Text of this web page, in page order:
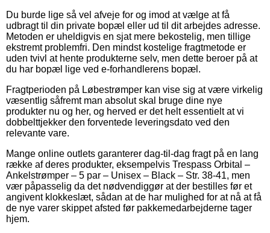
Du burde lige så vel afveje for og imod at vælge at få
udbragt til din private bopæl eller ud til dit arbejdes adresse.
Metoden er uheldigvis en sjat mere bekostelig, men tillige
ekstremt problemfri. Den mindst kostelige fragtmetode er
uden tvivl at hente produkterne selv, men dette beroer på at
du har bopæl lige ved e-forhandlerens bopæl.
Fragtperioden på Løbestrømper kan vise sig at være virkelig
væsentlig såfremt man absolut skal bruge dine nye
produkter nu og her, og herved er det helt essentielt at vi
dobbelttjekker den forventede leveringsdato ved den
relevante vare.
Mange online outlets garanterer dag-til-dag fragt på en lang
række af deres produkter, eksempelvis Trespass Orbital –
Ankelstrømper – 5 par – Unisex – Black – Str. 38-41, men
vær påpasselig da det nødvendiggør at der bestilles før et
angivent klokkeslæt, sådan at de har mulighed for at nå at få
de nye varer skippet afsted før pakkemedarbejderne tager
hjem.